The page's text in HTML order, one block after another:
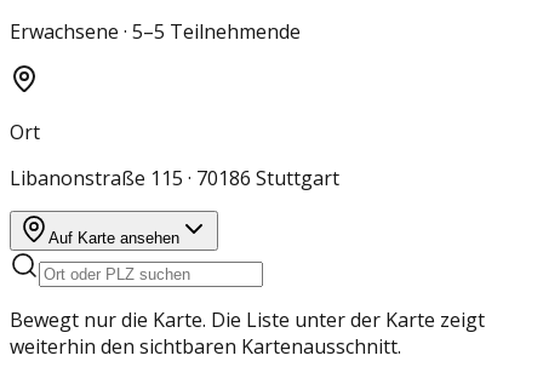
Erwachsene · 5–5 Teilnehmende
Ort
Libanonstraße 115 · 70186 Stuttgart
Auf Karte ansehen
Bewegt nur die Karte. Die Liste unter der Karte zeigt
weiterhin den sichtbaren Kartenausschnitt.